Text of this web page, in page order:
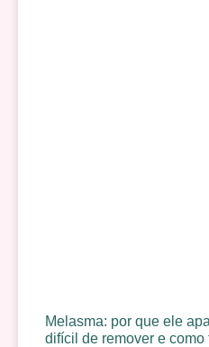
Melasma: por que ele
difícil de remover e como